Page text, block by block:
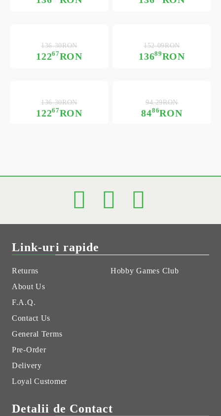
12267RON
136.30RON
13689RON
152.09RON
12267RON
136.30RON
8486RON
94.29RON
Link-uri rapide
Returns
About Us
F.A.Q.
Contact Us
General Terms
Pre-Order
Delivery
Loyal Customer
Hobby Games Club
Detalii de Contact